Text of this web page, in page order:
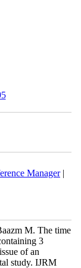
Manager
M. The time
3
of an
study. IJRM